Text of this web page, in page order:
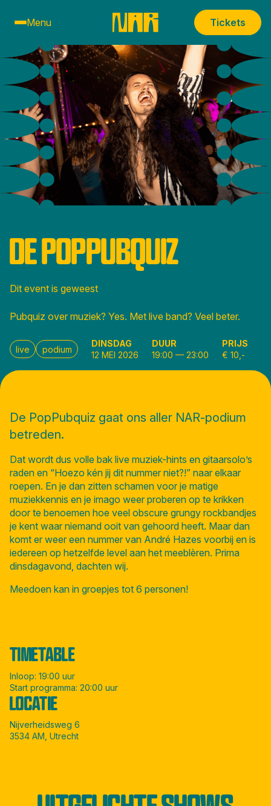
Menu Tickets
DE POPPUBQUIZ
Dit event is geweest
Pubquiz over muziek? Yes. Met live band? Veel beter.
live podium
DINSDAG
12 MEI 2026
DUUR
19:00 — 23:00
PRIJS
€ 10,-
TIMETABLE
Inloop: 19:00 uur
Start programma: 20:00 uur
LOCATIE
Nijverheidsweg 6
3534 AM, Utrecht
De PopPubquiz gaat ons aller NAR-podium
betreden.
Dat wordt dus volle bak live muziek-hints en gitaarsolo’s
raden en “Hoezo kén jij dit nummer niet?!” naar elkaar
roepen. En je dan zitten schamen voor je matige
muziekkennis en je imago weer proberen op te krikken
door te benoemen hoe veel obscure grungy rockbandjes
je kent waar niemand ooit van gehoord heeft. Maar dan
komt er weer een nummer van André Hazes voorbij en is
iedereen op hetzelfde level aan het meeblèren. Prima
dinsdagavond, dachten wij.
Meedoen kan in groepjes tot 6 personen!